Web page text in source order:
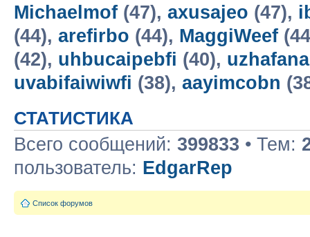
Michaelmof (47), axusajeo (47),
(44), arefirbo (44), MaggiWeef
(42), uhbucaipebfi (40), uzhafana
uvabifaiwiwfi (38), aayimcobn
СТАТИСТИКА
Всего сообщений: 399833 • Тем:
пользователь: EdgarRep
Список форумов